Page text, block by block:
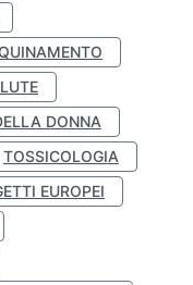
DONNA
TOSSICOLOGIA
EUROPEI